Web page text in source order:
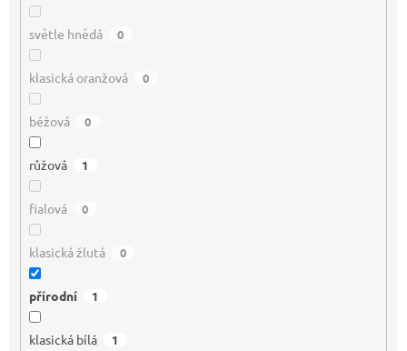
světle hnědá 0
klasická oranžová 0
béžová 0
růžová 1
fialová 0
klasická žlutá 0
přírodní 1
klasická bílá 1